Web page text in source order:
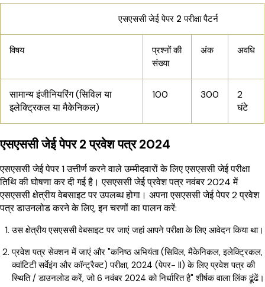
एसएससी जेई पेपर 2 परीक्षा पैटर्न
विषय
प्रश्नों की
संख्या
अंक अवधि
सामान्य इंजीनियरिंग (सिविल या
इलेक्ट्रिकल या मैकेनिकल)
100 300
2
घंटे
एसएससी जेई पेपर 2 प्रवेश पत्र 2024
एसएससी जेई पेपर 1 उत्तीर्ण करने वाले उम्मीदवारों के लिए एसएससी जेई परीक्षा
तिथि की घोषणा कर दी गई है। एसएससी जेई प्रवेश पत्र नवंबर 2024 में
एसएससी क्षेत्रीय वेबसाइट पर उपलब्ध होगा। अपना एसएससी जेई पेपर 2 प्रवेश
पत्र डाउनलोड करने के लिए, इन चरणों का पालन करें:
उस क्षेत्रीय एसएससी वेबसाइट पर जाएं जहां आपने परीक्षा के लिए आवेदन किया था।
प्रवेश पत्र सेक्शन में जाएं और "कनिष्ठ अभियंता (सिविल, मैकेनिकल, इलेक्ट्रिकल,
क्वांटिटी सर्वेइंग और कॉन्ट्रैक्ट) परीक्षा, 2024 (पेपर- II) के लिए प्रवेश पत्र की
स्थिति / डाउनलोड करें, जो 6 नवंबर 2024 को निर्धारित है" शीर्षक वाला लिंक ढूंढें।